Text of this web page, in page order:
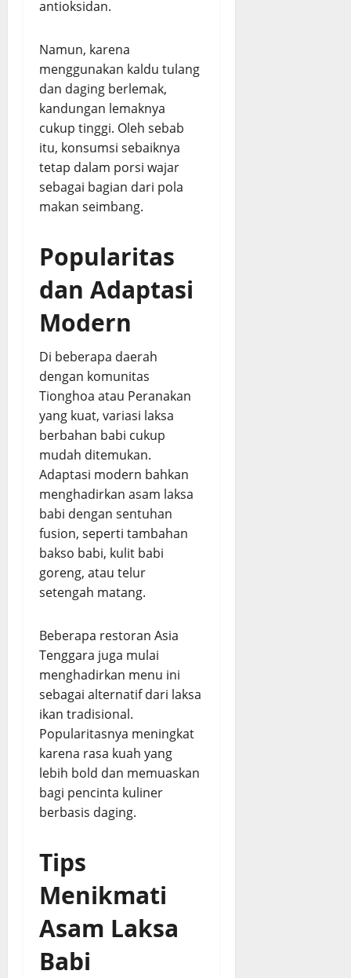
antioksidan.
Namun, karena
menggunakan kaldu tulang
dan daging berlemak,
kandungan lemaknya
cukup tinggi. Oleh sebab
itu, konsumsi sebaiknya
tetap dalam porsi wajar
sebagai bagian dari pola
makan seimbang.
Popularitas
dan Adaptasi
Modern
Di beberapa daerah
dengan komunitas
Tionghoa atau Peranakan
yang kuat, variasi laksa
berbahan babi cukup
mudah ditemukan.
Adaptasi modern bahkan
menghadirkan asam laksa
babi dengan sentuhan
fusion, seperti tambahan
bakso babi, kulit babi
goreng, atau telur
setengah matang.
Beberapa restoran Asia
Tenggara juga mulai
menghadirkan menu ini
sebagai alternatif dari laksa
ikan tradisional.
Popularitasnya meningkat
karena rasa kuah yang
lebih bold dan memuaskan
bagi pencinta kuliner
berbasis daging.
Tips
Menikmati
Asam Laksa
Babi